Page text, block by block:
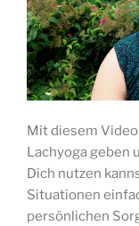
Mit diesem
Lachyoga geben
Dich nutzen
Situationen
persönlichen